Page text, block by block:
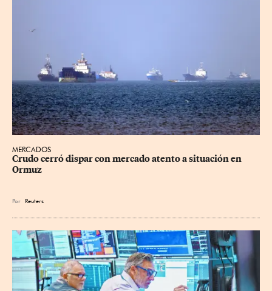
MERCADOS
Crudo cerró dispar con mercado atento a situación en
Ormuz
Por Reuters